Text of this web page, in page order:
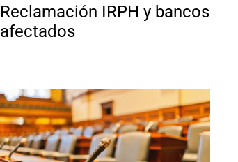
Reclamación IRPH y bancos
afectados